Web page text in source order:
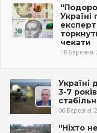
Україні
чекати
18 Березня,
Україні
3-7
06 Березня,
“Ніхто